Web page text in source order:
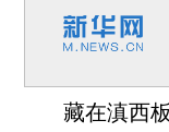
藏在滇西